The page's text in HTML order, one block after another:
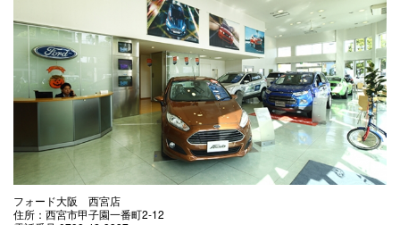
フォード大阪 西宮店
住所：西宮市甲子園一番町2-12